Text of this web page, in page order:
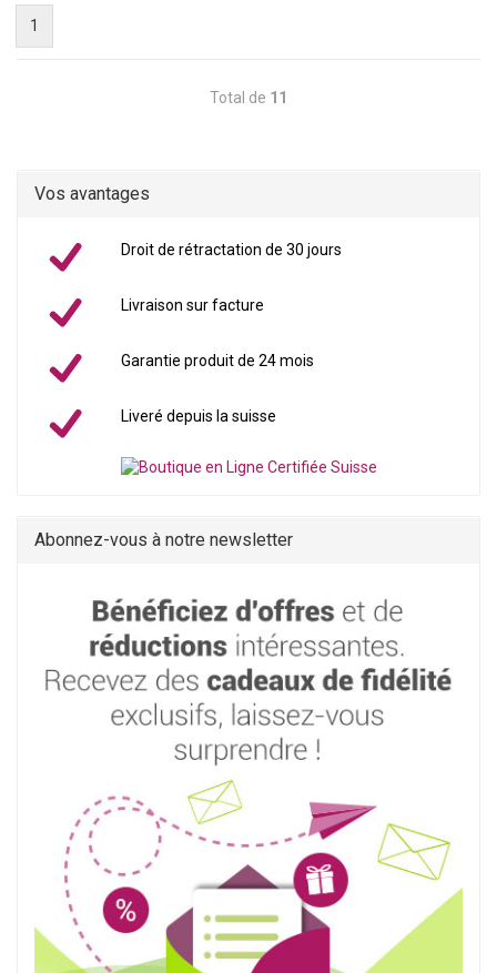
1
Total de 11
Vos avantages
Droit de rétractation de 30 jours
Livraison sur facture
Garantie produit de 24 mois
Liveré depuis la suisse
Abonnez-vous à notre newsletter